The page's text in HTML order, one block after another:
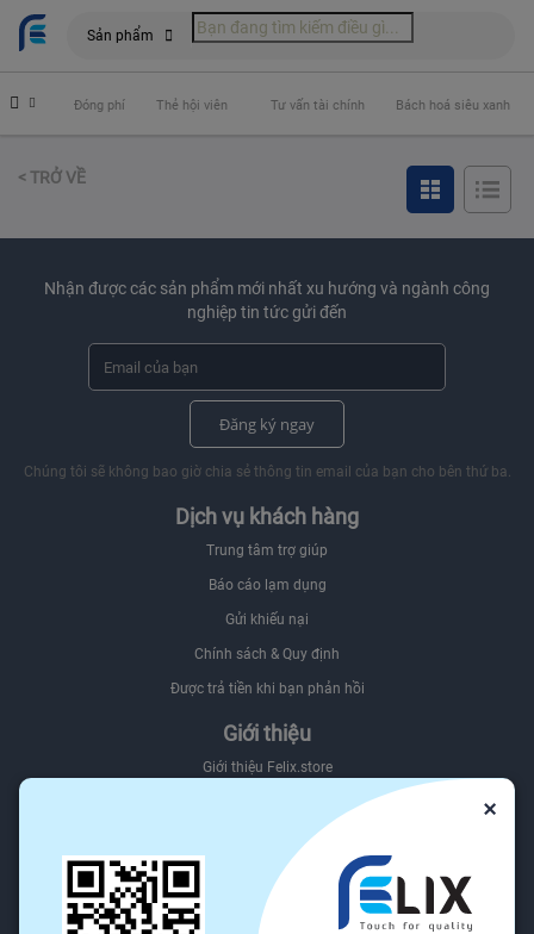
Sản phẩm
Đóng phí Thẻ hội viên Tư vấn tài chính Bách hoá siêu xanh
< TRỞ VỀ
Nhận được các sản phẩm mới nhất xu hướng và ngành công
nghiệp tin tức gửi đến
Đăng ký ngay
Chúng tôi sẽ không bao giờ chia sẻ thông tin email của bạn cho bên thứ ba.
Dịch vụ khách hàng
Trung tâm trợ giúp
Báo cáo lạm dụng
Gửi khiếu nại
Chính sách & Quy định
Được trả tiền khi bạn phản hồi
Giới thiệu
Giới thiệu Felix.store
Sơ đồ website
Felix.store Blog
Tìm nguồn hàng trên Felix.store
×